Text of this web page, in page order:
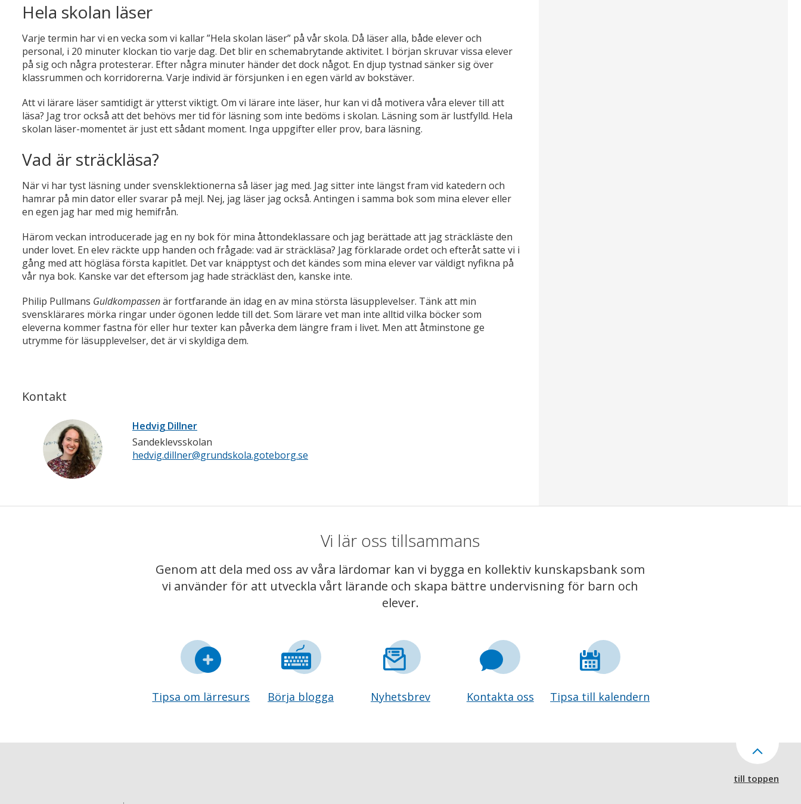
Hela skolan läser
Varje termin har vi en vecka som vi kallar ”Hela skolan läser” på vår skola. Då läser alla, både elever och
personal, i 20 minuter klockan tio varje dag. Det blir en schemabrytande aktivitet. I början skruvar vissa elever
på sig och några protesterar. Efter några minuter händer det dock något. En djup tystnad sänker sig över
klassrummen och korridorerna. Varje individ är försjunken i en egen värld av bokstäver.
Att vi lärare läser samtidigt är ytterst viktigt. Om vi lärare inte läser, hur kan vi då motivera våra elever till att
läsa? Jag tror också att det behövs mer tid för läsning som inte bedöms i skolan. Läsning som är lustfylld. Hela
skolan läser-momentet är just ett sådant moment. Inga uppgifter eller prov, bara läsning.
Vad är sträckläsa?
När vi har tyst läsning under svensklektionerna så läser jag med. Jag sitter inte längst fram vid katedern och
hamrar på min dator eller svarar på mejl. Nej, jag läser jag också. Antingen i samma bok som mina elever eller
en egen jag har med mig hemifrån.
Härom veckan introducerade jag en ny bok för mina åttondeklassare och jag berättade att jag sträckläste den
under lovet. En elev räckte upp handen och frågade: vad är sträckläsa? Jag förklarade ordet och efteråt satte vi i
gång med att högläsa första kapitlet. Det var knäpptyst och det kändes som mina elever var väldigt nyfikna på
vår nya bok. Kanske var det eftersom jag hade sträckläst den, kanske inte.
Philip Pullmans Guldkompassenär fortfarande än idag en av mina största läsupplevelser. Tänk att min
svensklärares mörka ringar under ögonen ledde till det. Som lärare vet man inte alltid vilka böcker som
eleverna kommer fastna för eller hur texter kan påverka dem längre fram i livet. Men att åtminstone ge
utrymme för läsupplevelser, det är vi skyldiga dem.
Kontakt
Hedvig Dillner
Sandeklevsskolan
hedvig.dillner@grundskola.goteborg.se
Vi lär oss tillsammans
Genom att dela med oss av våra lärdomar kan vi bygga en kollektiv kunskapsbank som
vi använder för att utveckla vårt lärande och skapa bättre undervisning för barn och
elever.
Tipsa om lärresurs Börja blogga Nyhetsbrev Kontakta oss Tipsa till kalendern
till toppen